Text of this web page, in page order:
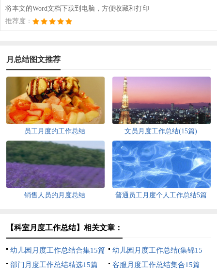
将本文的Word文档下载到电脑，方便收藏和打印
推荐度：
月总结图文推荐
员工月度的工作总结 文员月度工作总结(15篇)
销售人员的月度总结 普通员工月度个人工作总结5篇
【科室月度工作总结】相关文章：
幼儿园月度工作总结合集15篇
幼儿园月度工作总结(集锦15
篇)
部门月度工作总结精选15篇 客服月度工作总结集合15篇